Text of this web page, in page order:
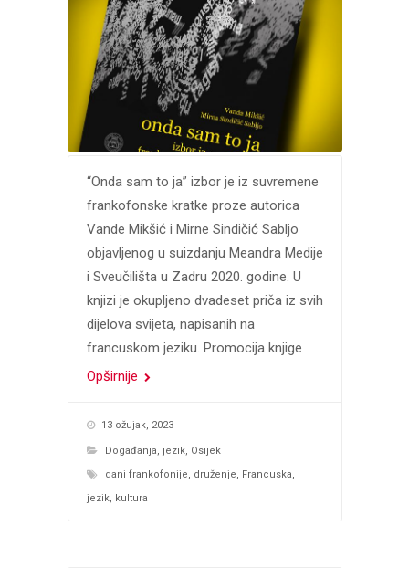
“Onda sam to ja” izbor je iz suvremene
frankofonske kratke proze autorica
Vande Mikšić i Mirne Sindičić Sabljo
objavljenog u suizdanju Meandra Medije
i Sveučilišta u Zadru 2020. godine. U
knjizi je okupljeno dvadeset priča iz svih
dijelova svijeta, napisanih na
francuskom jeziku. Promocija knjige
Opširnije
13 ožujak, 2023
Događanja, jezik, Osijek
dani frankofonije, druženje, Francuska,
jezik, kultura